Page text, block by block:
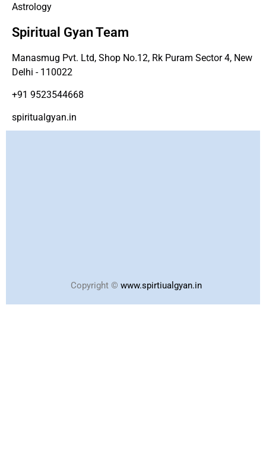
Astrology
Spiritual Gyan Team
Manasmug Pvt. Ltd, Shop No.12, Rk Puram Sector 4, New
Delhi - 110022
+91 9523544668
spiritualgyan.in
Copyright © www.spirtiualgyan.in